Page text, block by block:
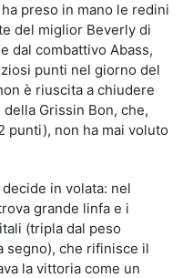
preso in mano le redini
del miglior Beverly di
dal combattivo Abass,
punti nel giorno del
è riuscita a chiudere
Grissin Bon, che,
punti), non ha mai voluto
in volata: nel
grande linfa e i
(tripla dal peso
segno), che rifinisce il
la vittoria come un